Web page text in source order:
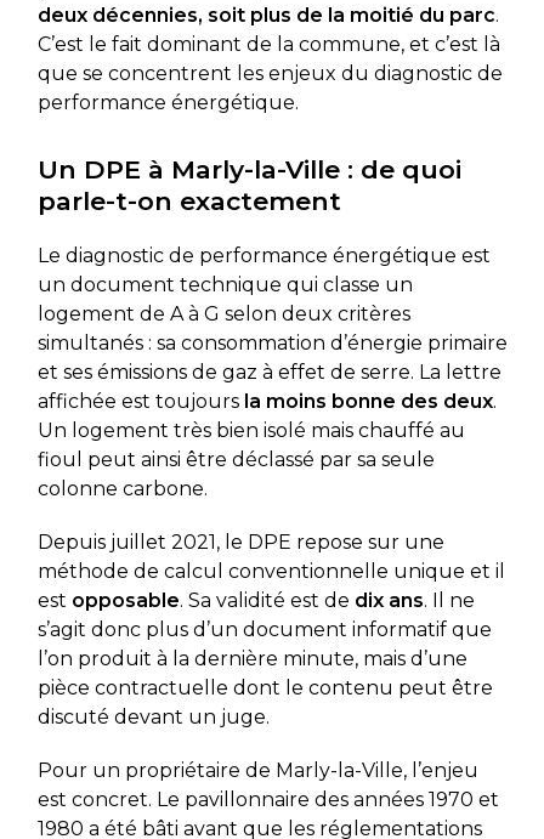
deux décennies, soit plus de la moitié du parc.
C’est le fait dominant de la commune, et c’est là
que se concentrent les enjeux du diagnostic de
performance énergétique.
Un DPE à Marly-la-Ville : de quoi
parle-t-on exactement
Le diagnostic de performance énergétique est
un document technique qui classe un
logement de A à G selon deux critères
simultanés : sa consommation d’énergie primaire
et ses émissions de gaz à effet de serre. La lettre
affichée est toujours la moins bonne des deux.
Un logement très bien isolé mais chauffé au
fioul peut ainsi être déclassé par sa seule
colonne carbone.
Depuis juillet 2021, le DPE repose sur une
méthode de calcul conventionnelle unique et il
est opposable. Sa validité est de dix ans. Il ne
s’agit donc plus d’un document informatif que
l’on produit à la dernière minute, mais d’une
pièce contractuelle dont le contenu peut être
discuté devant un juge.
Pour un propriétaire de Marly-la-Ville, l’enjeu
est concret. Le pavillonnaire des années 1970 et
1980 a été bâti avant que les réglementations